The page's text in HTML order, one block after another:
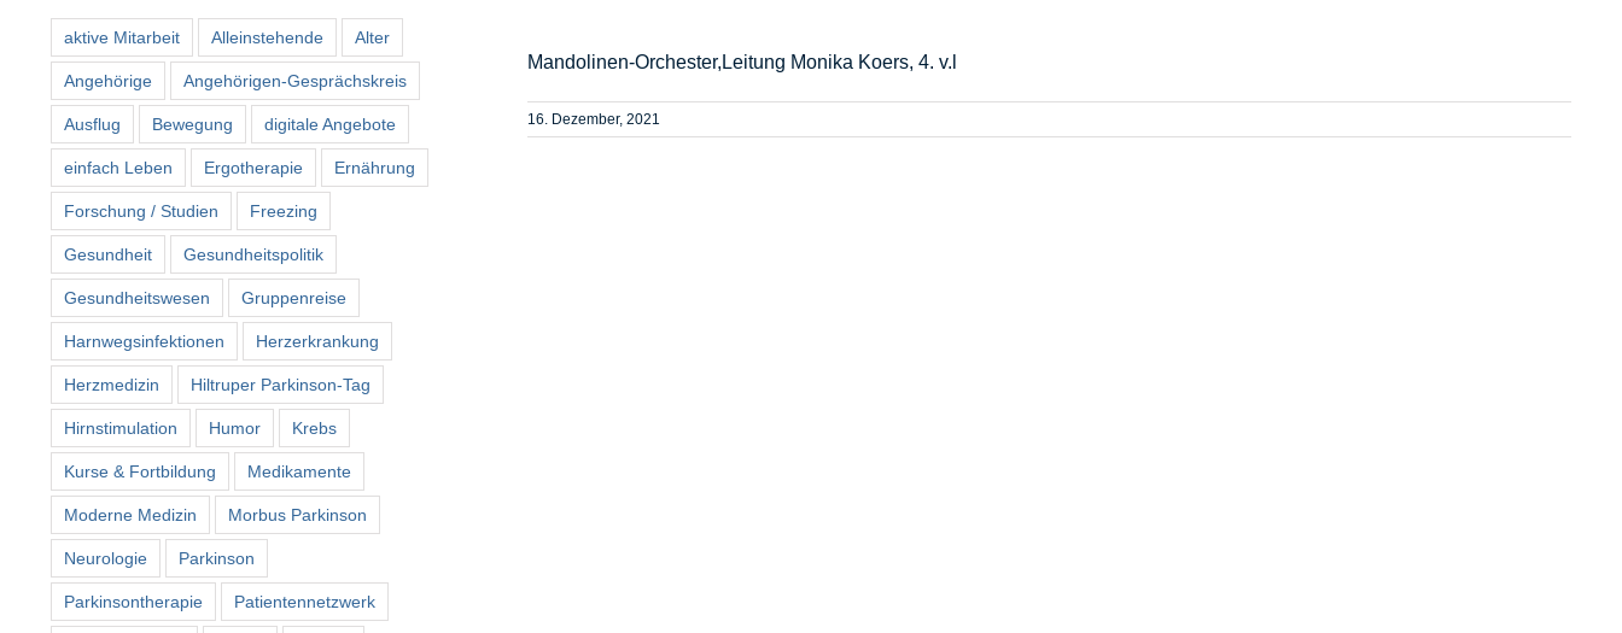
Mandolinen-Orchester,Leitung Monika Koers, 4. v.l
16. Dezember, 2021
aktive Mitarbeit Alleinstehende Alter
Angehörige Angehörigen-Gesprächskreis
Ausflug Bewegung digitale Angebote
einfach Leben Ergotherapie Ernährung
Forschung / Studien Freezing
Gesundheit Gesundheitspolitik
Gesundheitswesen Gruppenreise
Harnwegsinfektionen Herzerkrankung
Herzmedizin Hiltruper Parkinson-Tag
Hirnstimulation Humor Krebs
Kurse & Fortbildung Medikamente
Moderne Medizin Morbus Parkinson
Neurologie Parkinson
Parkinsontherapie Patientennetzwerk